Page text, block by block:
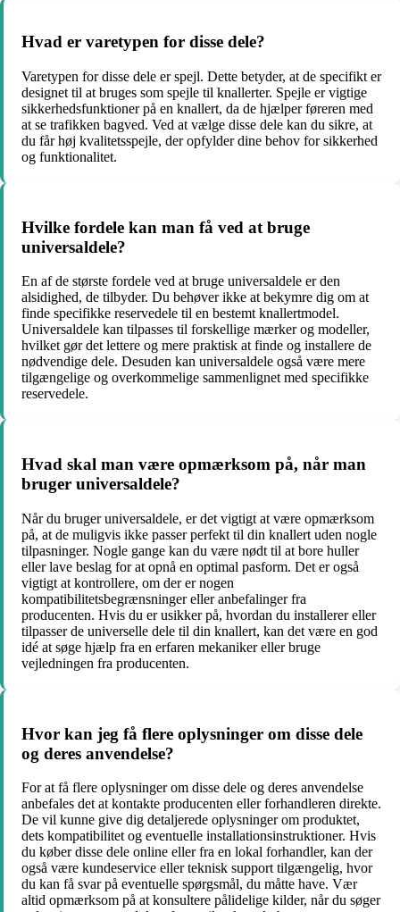
Hvad er varetypen for disse dele?
Varetypen for disse dele er spejl. Dette betyder, at de specifikt er
designet til at bruges som spejle til knallerter. Spejle er vigtige
sikkerhedsfunktioner på en knallert, da de hjælper føreren med
at se trafikken bagved. Ved at vælge disse dele kan du sikre, at
du får høj kvalitetsspejle, der opfylder dine behov for sikkerhed
og funktionalitet.
Hvilke fordele kan man få ved at bruge
universaldele?
En af de største fordele ved at bruge universaldele er den
alsidighed, de tilbyder. Du behøver ikke at bekymre dig om at
finde specifikke reservedele til en bestemt knallertmodel.
Universaldele kan tilpasses til forskellige mærker og modeller,
hvilket gør det lettere og mere praktisk at finde og installere de
nødvendige dele. Desuden kan universaldele også være mere
tilgængelige og overkommelige sammenlignet med specifikke
reservedele.
Hvad skal man være opmærksom på, når man
bruger universaldele?
Når du bruger universaldele, er det vigtigt at være opmærksom
på, at de muligvis ikke passer perfekt til din knallert uden nogle
tilpasninger. Nogle gange kan du være nødt til at bore huller
eller lave beslag for at opnå en optimal pasform. Det er også
vigtigt at kontrollere, om der er nogen
kompatibilitetsbegrænsninger eller anbefalinger fra
producenten. Hvis du er usikker på, hvordan du installerer eller
tilpasser de universelle dele til din knallert, kan det være en god
idé at søge hjælp fra en erfaren mekaniker eller bruge
vejledningen fra producenten.
Hvor kan jeg få flere oplysninger om disse dele
og deres anvendelse?
For at få flere oplysninger om disse dele og deres anvendelse
anbefales det at kontakte producenten eller forhandleren direkte.
De vil kunne give dig detaljerede oplysninger om produktet,
dets kompatibilitet og eventuelle installationsinstruktioner. Hvis
du køber disse dele online eller fra en lokal forhandler, kan der
også være kundeservice eller teknisk support tilgængelig, hvor
du kan få svar på eventuelle spørgsmål, du måtte have. Vær
altid opmærksom på at konsultere pålidelige kilder, når du søger